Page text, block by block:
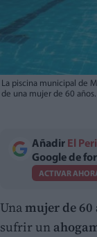
La piscina municipal de
de una mujer de 60 años.
Añadir El
Google de
ACTIVAR
Unamujer de 60
sufrir un